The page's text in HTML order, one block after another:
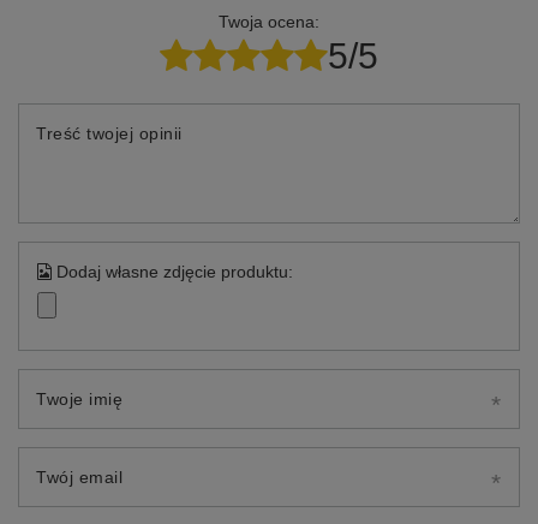
Twoja ocena:
5/5
Treść twojej opinii
Dodaj własne zdjęcie produktu:
Twoje imię
Twój email